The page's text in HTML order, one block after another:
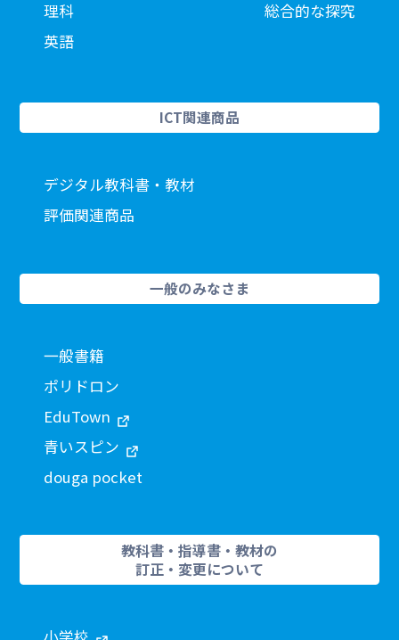
理科
英語
総合的な探究
ICT関連商品
デジタル教科書・教材
評価関連商品
一般のみなさま
一般書籍
ポリドロン
EduTown
青いスピン
douga pocket
教科書・指導書・教材の
訂正・変更について